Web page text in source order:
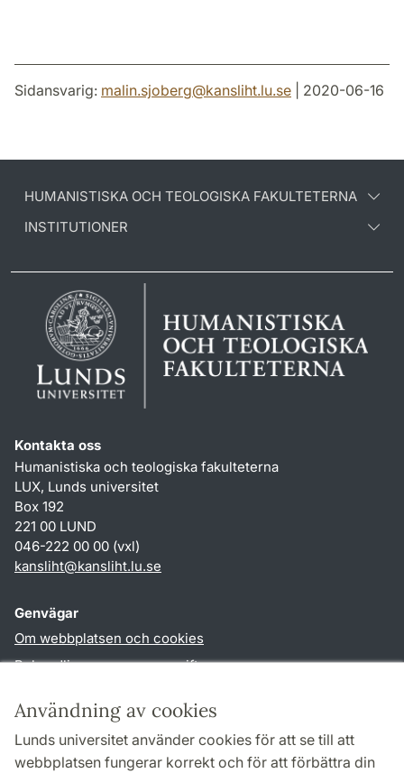
Användning av cookies
Lunds universitet använder cookies för att se till att
webbplatsen fungerar korrekt och för att förbättra din
Sidansvarig: malin.sjoberg@kansliht.lu.se | 2020-06-16
HUMANISTISKA OCH TEOLOGISKA FAKULTETERNA
INSTITUTIONER
Kontakta oss
Humanistiska och teologiska fakulteterna
LUX, Lunds universitet
Box 192
221 00 LUND
046-222 00 00 (vxl)
kansliht@kansliht.lu.se
Genvägar
Om webbplatsen och cookies
Behandling av personuppgifter
TYPO3-login